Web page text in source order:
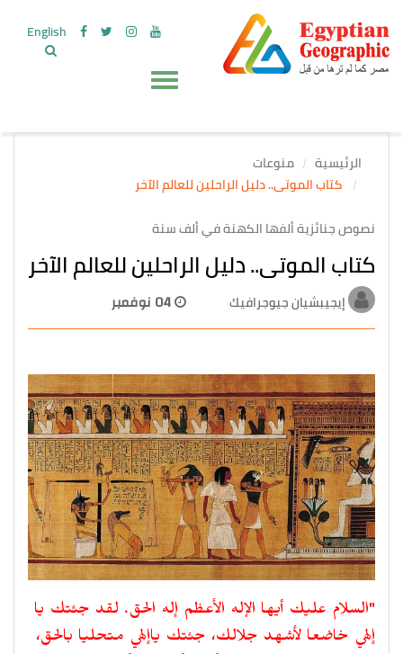
English
الرئيسية
منوعات
كتاب الموتى.. دليل الراحلين للعالم الآخر
نصوص جنائزية ألفها الكهنة في ألف سنة
كتاب الموتى.. دليل الراحلين للعالم الآخر
إيجيبشيان جيوجرافيك
"السلام عليك أيها الإله الأعظم إله الحق. لقد جئتك يا
إلهي خاضعا لأشهد جلالك، جئتك ياإلهي متحليا بالحق،